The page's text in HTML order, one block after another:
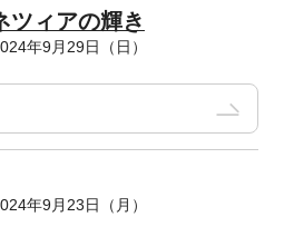
ツィアの輝き
年9月29日（日）
年9月23日（月）